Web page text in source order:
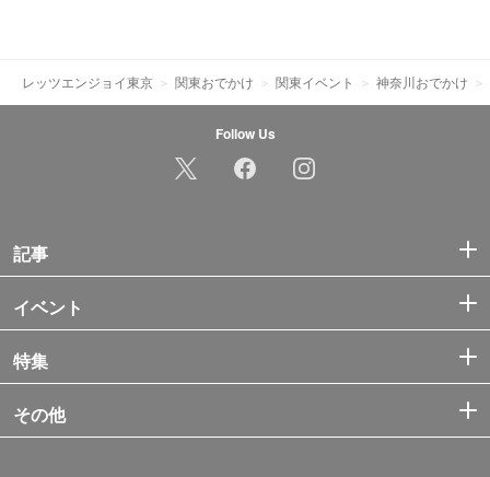
レッツエンジョイ東京 関東おでかけ 関東イベント 神奈川おでかけ
Follow Us
記事
イベント
特集
その他